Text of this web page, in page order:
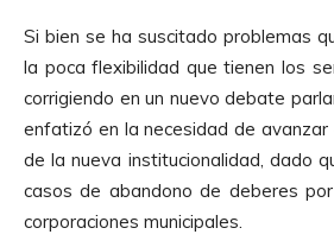
t
o
r
d
e
A
u
Si bien se ha suscitado problemas
la poca flexibilidad que tienen los
corrigiendo en un nuevo debate
enfatizó en la necesidad de avanzar
de la nueva institucionalidad, dado
casos de abandono de deberes
corporaciones municipales.